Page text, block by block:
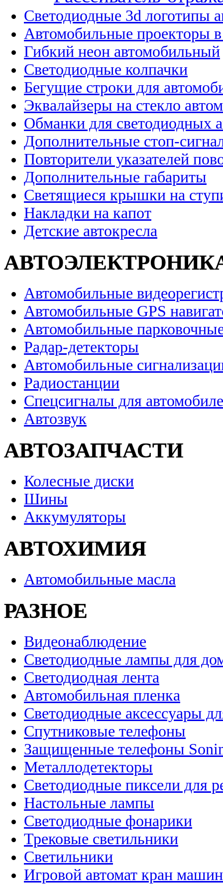
Светодиодные 3d логотипы
Автомобильные проекторы
Гибкий неон автомобильный
Светодиодные колпачки
Бегущие строки для
Эквалайзеры на стекло
Обманки для светодиодных
Дополнительные стоп-
Повторители указателей
Дополнительные габариты
Светящиеся крышки на
Накладки на капот
Детские автокресла
Автомобильные
Автомобильные GPS
Автомобильные
Радар-детекторы
Автомобильные
Радиостанции
Спецсигналы для
Автозвук
АВТОЗАПЧАСТИ
Колесные диски
Шины
Аккумуляторы
АВТОХИМИЯ
Автомобильные масла
РАЗНОЕ
Видеонаблюдение
Светодиодные лампы для
Светодиодная лента
Автомобильная пленка
Светодиодные аксессуары
Спутниковые телефоны
Защищенные телефоны
Металлодетекторы
Светодиодные пиксели для
Настольные лампы
Светодиодные фонарики
Трековые светильники
Светильники
Игровой автомат кран